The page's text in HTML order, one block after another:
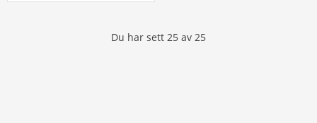
Du har sett 25 av 25